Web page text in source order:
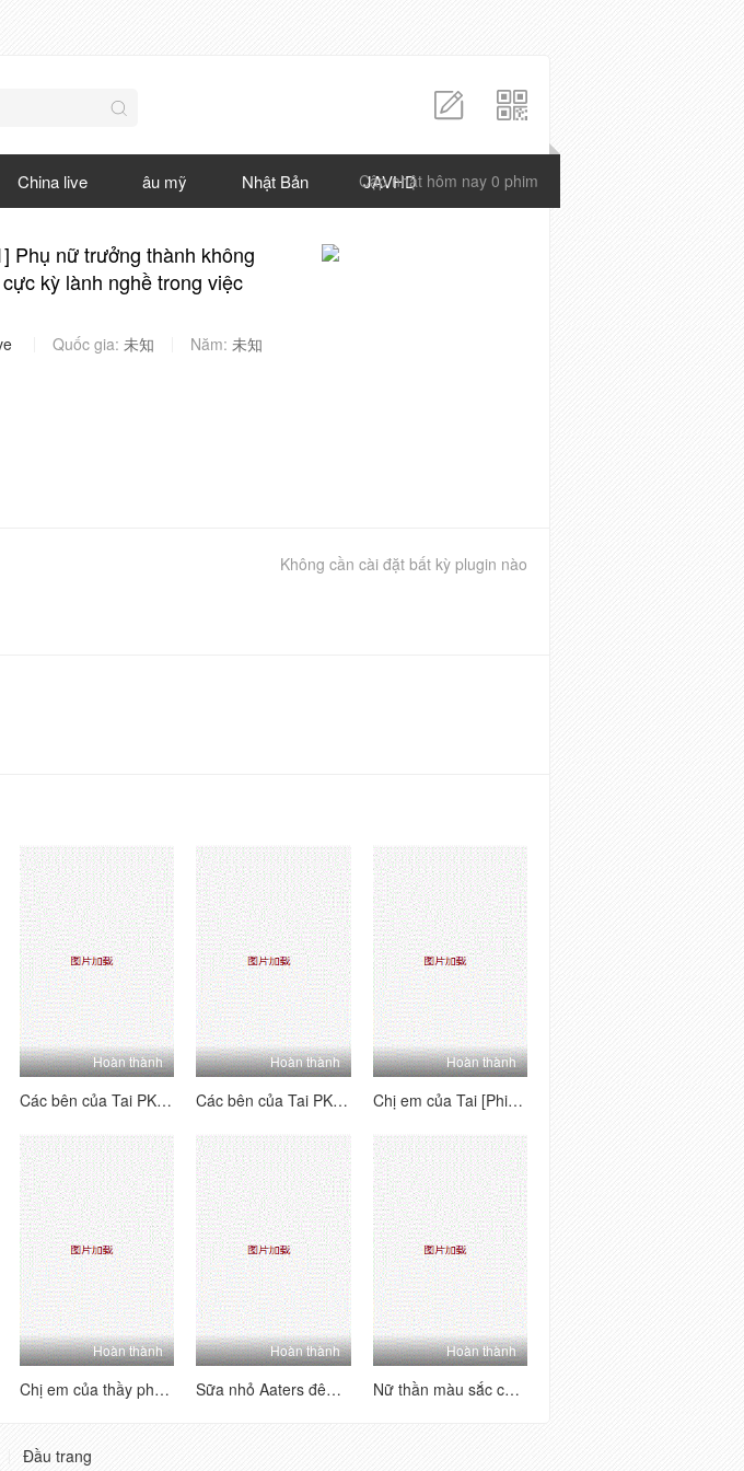
Cập nhật hôm nay 0 phim
China live âu mỹ Nhật Bản JAVHD
Phụ nữ trưởng thành không
kỳ lành nghề trong việc
Quốc gia: 未知 Năm: 未知
Không cần cài đặt bất kỳ plugin nào
Hoàn thành
Các bên của Tai PK House's Tai's Sides [2] Vui vẻ và hai mặt ~ Kiểm tra trang web để xem mỗi người chơi B-Showers của B-Players ~ Lolita hét lên, đam mê và hung dữ!
Hoàn thành
Các bên của Tai PK House's Tai's Sides [1] Vui vẻ và hai mặt ~ Kiểm tra trang nơi bạn có thể thấy từng người chơi chữ B của người chơi la hét, đam mê và hung dữ!
Hoàn thành
Chị em của Tai [Phiên bản quyến rũ nhảy khỏa thân] Một tình yêu dâm dục siêu nhiều người, một cái nhìn siêu đa dạng với mức độ khó khăn cao
Hoàn thành
Chị em của thầy phù thủy thể hiện sự say mê của họ, họ thu hút rất nhiều tiếng cười, và tất cả những cơn đau nhói phát nổ, và giọng nói dâm dục luôn không ngừng
Hoàn thành
Sữa nhỏ Aaters đêm Lulu Crown Phần phúc lợi (4)
Hoàn thành
Nữ thần màu sắc của ngành một màu trắng Puman xuất hiện mới nhất Wechat Welfare 11 bộ sưu tập (7)
Đầu trang